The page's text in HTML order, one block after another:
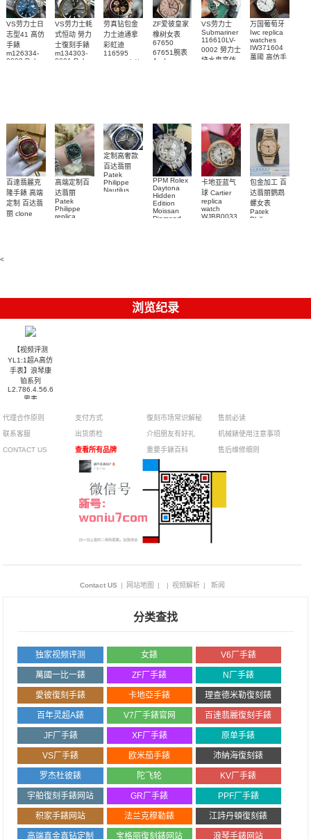
VS劳力士日
志型41 高仿
手錶
m126334-
0002 Rolex
VS劳力士蚝
式恒动 勞力
士復刻手錶
m134303-
0001 Rolex
劳真钻包金
力士迪通拿
彩虹迪
116595
ZF爱彼皇家
橡树女表
67650
67651腕表
Audemars
VS劳力士
Submariner
116610LV-
0002 勞力士
綠水鬼高仿
万国葡萄牙
Iwc replica
watches
IW371604
萬國 高仿手
百達翡麗克
隆手錶 高端
定制 百达翡
丽 clone
高端定制百
达翡丽
Patek
Philippe
replica
定制高奢款
百达翡丽
Patek
Philippe
Nautilus
PPM Rolex
Daytona
Hidden
Edition
Moissan
Diamond
卡地亚蓝气
球 Cartier
replica
watch
WJBB0033
包金加工 百
达翡丽鹦鹉
螺女表
Patek
Philippe
<
浏览纪录
【视频评测
YL1:1超A高仿
手表】浪琴康
铂系列
L2.786.4.56.6
男表
代理合作原则
联系客服
CONTACT US
支付方式
出货质检
查看所有品牌
復刻市场常识解秘
介绍朋友有好礼
重要手錶百科
售前必读
机械錶使用注意事项
售后维修细则
Contact US | 网站地图 | | 视频解析 | 新闻
分类查找
独家视频评测 女錶 V6厂手錶
萬國一比一錶 ZF厂手錶 N厂手錶
愛彼復刻手錶 卡地亞手錶 理查德米勒復刻錶
百年灵超A錶 V7厂手錶官网 百達翡麗復刻手錶
JF厂手錶 XF厂手錶 原单手錶
VS厂手錶 欧米茄手錶 沛納海復刻錶
罗杰杜彼錶 陀飞轮 KV厂手錶
宇舶復刻手錶网站 GR厂手錶 PPF厂手錶
积家手錶网站 法兰克穆勒錶 江詩丹頓復刻錶
高端真金真钻定制 宝格丽復刻錶网站 浪琴手錶网站